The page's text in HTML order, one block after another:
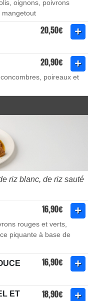
oignons, poivrons
mangetout
20,50€
20,90€
poireaux et
riz blanc, de riz sauté
16,90€
rouges et verts,
piquante à base de
16,90€
ET
18,90€